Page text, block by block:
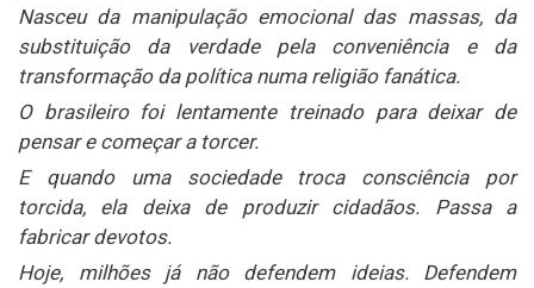
Nasceu da manipulação emocional das massas, da
substituição da verdade pela conveniência e da
transformação da política numa religião fanática.
O brasileiro foi lentamente treinado para deixar de
pensar e começar a torcer.
E quando uma sociedade troca consciência por
torcida, ela deixa de produzir cidadãos. Passa a
fabricar devotos.
Hoje, milhões já não defendem ideias. Defendem